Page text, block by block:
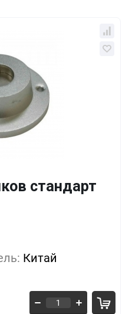
стандарт
Китай